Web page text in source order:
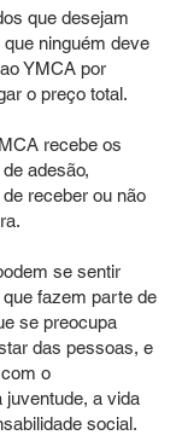
que desejam
ninguém deve
YMCA por
o preço total.
recebe os
adesão,
receber ou não
se sentir
fazem parte de
se preocupa
das pessoas, e
o
juventude, a vida
social.